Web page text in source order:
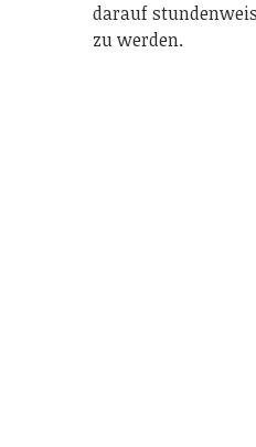
darauf
zu werden.